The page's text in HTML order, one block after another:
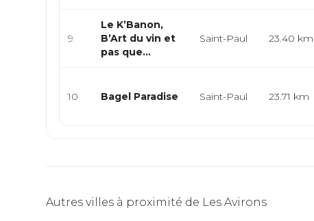
9
Le K’Banon,
B’Art du vin et
pas que…
Saint-Paul 23.40 km
10 Bagel Paradise Saint-Paul 23.71 km
Autres villes à proximité de Les Avirons